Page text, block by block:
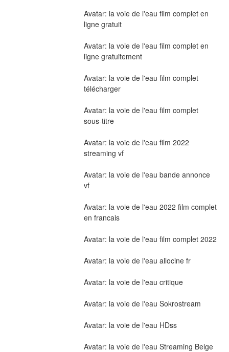
Avatar: la voie de l'eau film complet en
ligne gratuit
Avatar: la voie de l'eau film complet en
ligne gratuitement
Avatar: la voie de l'eau film complet
télécharger
Avatar: la voie de l'eau film complet
sous-titre
Avatar: la voie de l'eau film 2022
streaming vf
Avatar: la voie de l'eau bande annonce
vf
Avatar: la voie de l'eau 2022 film complet
en francais
Avatar: la voie de l'eau film complet 2022
Avatar: la voie de l'eau allocine fr
Avatar: la voie de l'eau critique
Avatar: la voie de l'eau Sokrostream
Avatar: la voie de l'eau HDss
Avatar: la voie de l'eau Streaming Belge